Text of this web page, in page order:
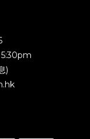
5:30pm
)